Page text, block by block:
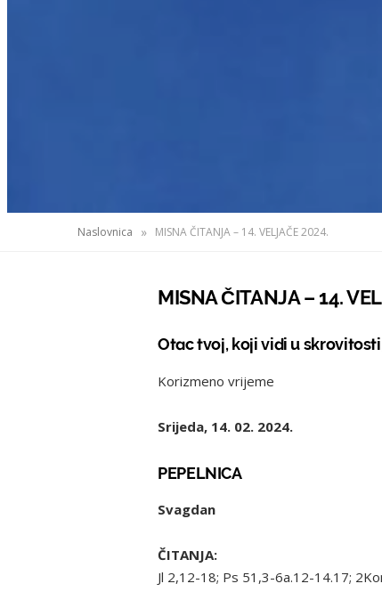
Naslovnica » MISNA ČITANJA – 14. VELJAČE 2024.
MISNA ČITANJA – 14.
Otac tvoj, koji vidi u
Korizmeno vrijeme
Srijeda, 14. 02. 2024.
PEPELNICA
Svagdan
ČITANJA:
Jl 2,12-18; Ps 51,3-6a.12-14.17;